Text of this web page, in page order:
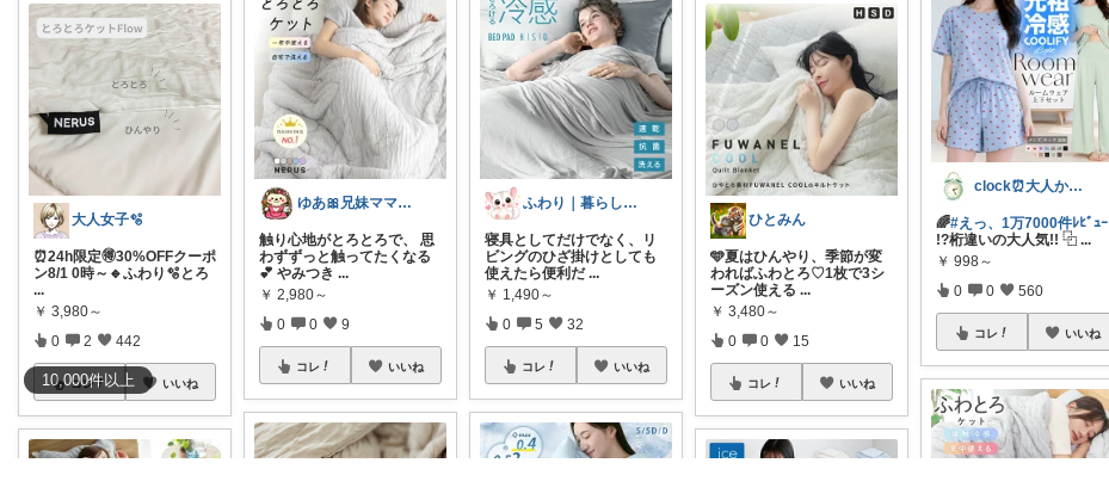
10,000件以上
大人女子🫧
⏰24h限定🉐30%OFFクーポ
ン8/1 0時～🔹ふわり🫧とろ
...
￥ 3,980～
0 2 442
コレ いいね
ゆあ🎀兄妹ママの育児と暮らし
触り心地がとろとろで、 思
わずずっと触ってたくなる
💕 やみつき ...
￥ 2,980～
0 0 9
コレ いいね
ふわり｜暮らしの負担をかるくする日用品
寝具としてだけでなく、リ
ビングのひざ掛けとしても
使えたら便利だ ...
￥ 1,490～
0 5 32
コレ いいね
ひとみん
🩵夏はひんやり、季節が変
わればふわとろ♡1枚で3シ
ーズン使える ...
￥ 3,480～
0 0 15
コレ いいね
clock⏰大人かわいい
🌈#えっ、1万7000件ﾚﾋﾞｭｰ
!?桁違いの大人気!! ⿻ ...
￥ 998～
0 0 560
コレ いいね